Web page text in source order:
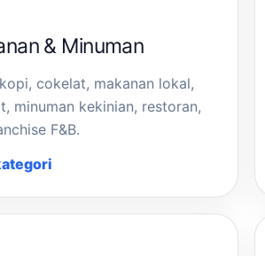
& Minuman
cokelat, makanan lokal,
minuman kekinian, restoran,
F&B.